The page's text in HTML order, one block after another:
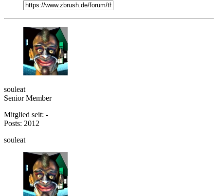
souleat
Senior Member
Mitglied seit: -
Posts: 2012
souleat